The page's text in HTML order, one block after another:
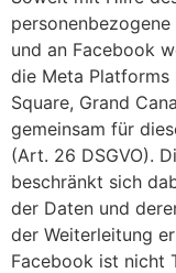
und an Facebook
die Meta Platforms
Square, Grand
gemeinsam für
(Art. 26 DSGVO).
beschränkt sich
der Daten und
der Weiterleitung
Facebook ist nicht